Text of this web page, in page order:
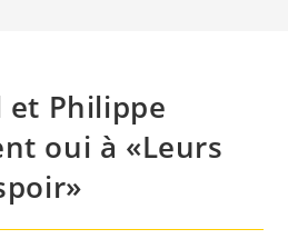
et Philippe
oui à «Leurs